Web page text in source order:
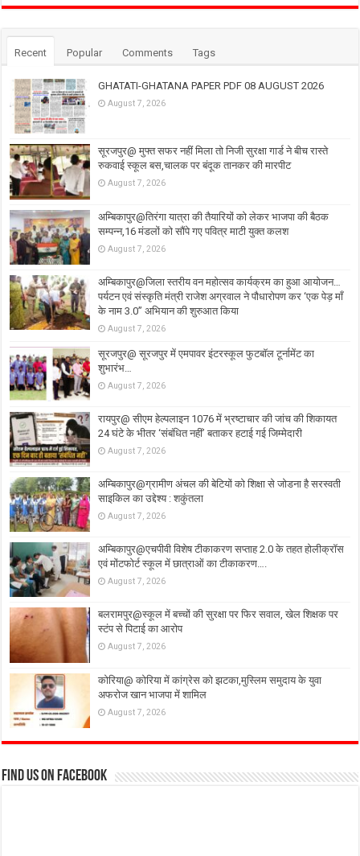
Recent Popular Comments Tags
GHATATI-GHATANA PAPER PDF 08 AUGUST 2026
August 7, 2026
सूरजपुर@ मुफ्त सफर नहीं मिला तो निजी सुरक्षा गार्ड ने बीच रास्ते
रुकवाई स्कूल बस,चालक पर बंदूक तानकर की मारपीट
August 7, 2026
अम्बिकापुर@तिरंगा यात्रा की तैयारियों को लेकर भाजपा की बैठक
सम्पन्न,16 मंडलों को सौंपे गए पवित्र माटी युक्त कलश
August 7, 2026
अम्बिकापुर@जिला स्तरीय वन महोत्सव कार्यक्रम का हुआ आयोजन…
पर्यटन एवं संस्कृति मंत्री राजेश अग्रवाल ने पौधारोपण कर ‘एक पेड़ माँ
के नाम 3.0’’ अभियान की शुरुआत किया
August 7, 2026
सूरजपुर@ सूरजपुर में एमपावर इंटरस्कूल फुटबॉल टूर्नामेंट का
शुभारंभ…
August 7, 2026
रायपुर@ सीएम हेल्पलाइन 1076 में भ्रष्टाचार की जांच की शिकायत
24 घंटे के भीतर ‘संबंधित नहीं’ बताकर हटाई गई जिम्मेदारी
August 7, 2026
अम्बिकापुर@ग्रामीण अंचल की बेटियों को शिक्षा से जोडना है सरस्वती
साइकिल का उद्देश्य : शकुंतला
August 7, 2026
अम्बिकापुर@एचपीवी विशेष टीकाकरण सप्ताह 2.0 के तहत होलीक्रॉस
एवं मोंटफोर्ट स्कूल में छात्राओं का टीकाकरण….
August 7, 2026
बलरामपुर@स्कूल में बच्चों की सुरक्षा पर फिर सवाल, खेल शिक्षक पर
स्टंप से पिटाई का आरोप
August 7, 2026
कोरिया@ कोरिया में कांग्रेस को झटका,मुस्लिम समुदाय के युवा
अफरोज खान भाजपा में शामिल
August 7, 2026
Find us on Facebook